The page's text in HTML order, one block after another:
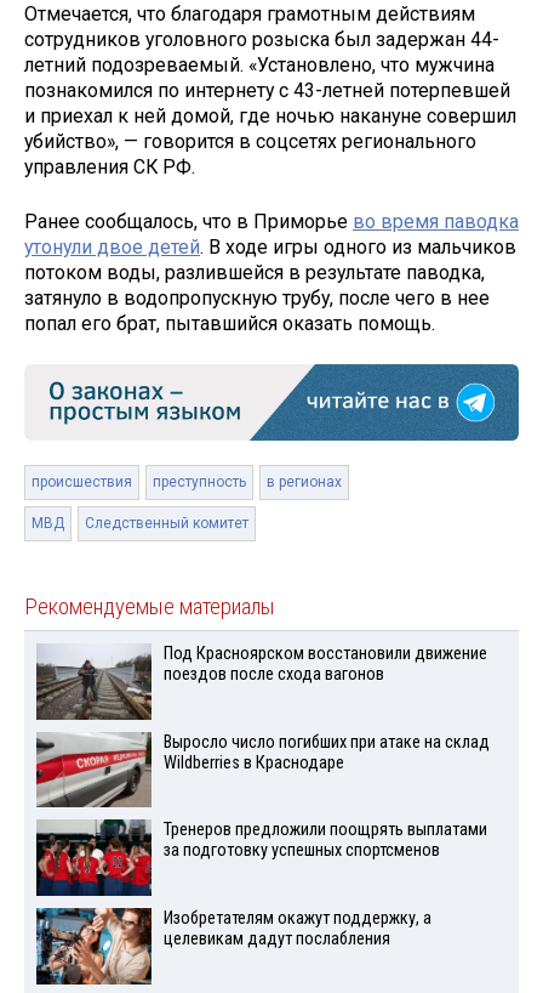
Отмечается, что благодаря грамотным действиям
сотрудников уголовного розыска был задержан 44-
летний подозреваемый. «Установлено, что мужчина
познакомился по интернету с 43-летней потерпевшей
и приехал к ней домой, где ночью накануне совершил
убийство», — говорится в соцсетях регионального
управления СК РФ.
Ранее сообщалось, что в Приморье во время паводка
утонули двое детей. В ходе игры одного из мальчиков
потоком воды, разлившейся в результате паводка,
затянуло в водопропускную трубу, после чего в нее
попал его брат, пытавшийся оказать помощь.
происшествия преступность в регионах
МВД Следственный комитет
Рекомендуемые материалы
Под Красноярском восстановили движение
поездов после схода вагонов
Выросло число погибших при атаке на склад
Wildberries в Краснодаре
Тренеров предложили поощрять выплатами
за подготовку успешных спортсменов
Изобретателям окажут поддержку, а
целевикам дадут послабления